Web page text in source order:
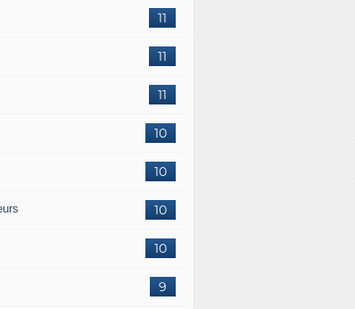
11
11
11
10
10
10
10
9